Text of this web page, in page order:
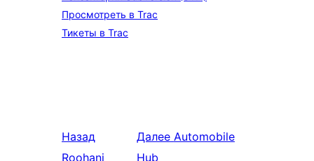
Просмотреть в Trac
Тикеты в Trac
Назад
Roohani
Далее Automobile
Hub